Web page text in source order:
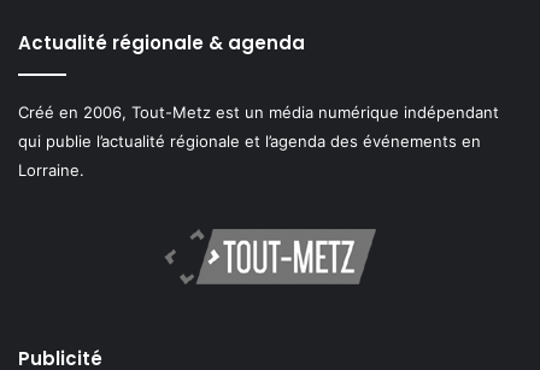
Actualité régionale & agenda
Créé en 2006, Tout-Metz est un média numérique indépendant
qui publie l’actualité régionale et l’agenda des événements en
Lorraine.
Publicité